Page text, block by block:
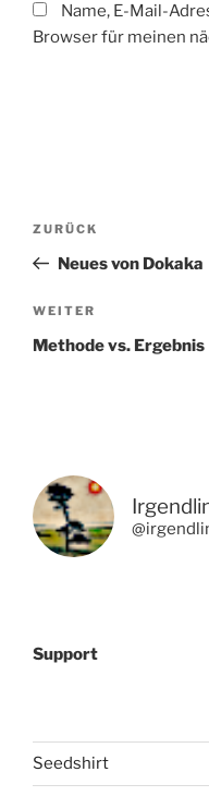
Name, E-Mail-
Browser für meinen
Vorheriger
Beitrag
ZURÜCK
Neues von Dokaka
Nächster
Beitrag
WEITER
Methode vs. Ergebnis
Support
Seedshirt